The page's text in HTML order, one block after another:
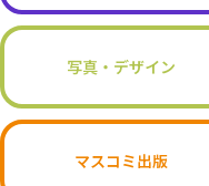
写真・デザイン
マスコミ出版